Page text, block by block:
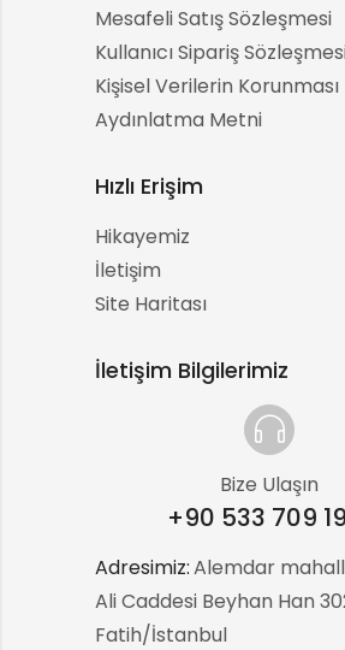
Mesafeli Satış Sözleşmesi
Kullanıcı Sipariş
Kişisel Verilerin Korunması
Aydınlatma Metni
Hızlı Erişim
Hikayemiz
İletişim
Site Haritası
İletişim Bilgilerimiz
Bize Ulaşın
+90 533 709
Adresimiz:Alemdar
Ali Caddesi Beyhan Han
Fatih/İstanbul